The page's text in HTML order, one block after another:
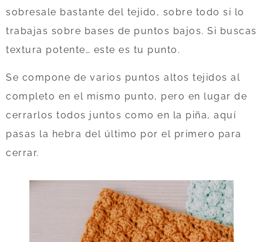
sobresale bastante del tejido, sobre todo si lo
trabajas sobre bases de puntos bajos. Si buscas
textura potente… este es tu punto.
Se compone de varios puntos altos tejidos al
completo en el mismo punto, pero en lugar de
cerrarlos todos juntos como en la piña, aquí
pasas la hebra del último por el primero para
cerrar.